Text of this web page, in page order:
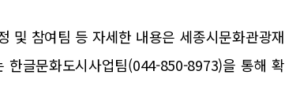
및 참여팀 등 자세한 내용은 세종시문화관광재
글문화도시사업팀(044-850-8973)을 통해 확